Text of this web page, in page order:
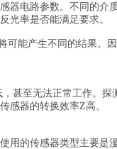
器电路参数。不同的介
光率是否能满足要求。
可能产生不同的结果。
甚至无法正常工作。
感器的转换效率Z高。
用的传感器类型主要是